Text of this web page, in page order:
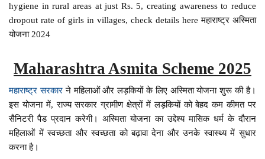
hygiene in rural areas at just Rs. 5, creating awareness to reduce
dropout rate of girls in villages, check details here महाराष्ट्र अस्मिता
योजना 2024
Maharashtra Asmita Scheme 2025
महाराष्ट्र सरकार ने महिलाओं और लड़कियों के लिए अस्मिता योजना शुरू की है।
इस योजना में, राज्य सरकार ग्रामीण क्षेत्रों में लड़कियों को बेहद कम कीमत पर
सैनिटरी पैड प्रदान करेगी। अस्मिता योजना का उद्देश्य मासिक धर्म के दौरान
महिलाओं में स्वच्छता और स्वच्छता को बढ़ावा देना और उनके स्वास्थ्य में सुधार
करना है।